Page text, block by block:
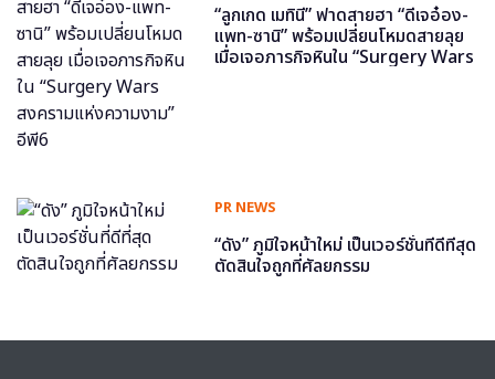
“ลูกเกด เมทินี” ฟาดสายฮา “ดีเจอ๋อง-
แพท-ซานิ” พร้อมเปลี่ยนโหมดสายลุย
เมื่อเจอภารกิจหินใน “Surgery Wars
PR NEWS
“ดัง” ภูมิใจหน้าใหม่ เป็นเวอร์ชั่นที่ดีที่สุด
ตัดสินใจถูกที่ศัลยกรรม